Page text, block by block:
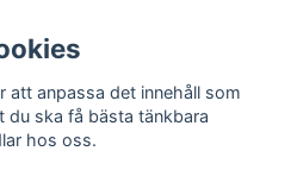
are FSC® – certified
att anpassa det innehåll som
ska få bästa tänkbara
hos oss.